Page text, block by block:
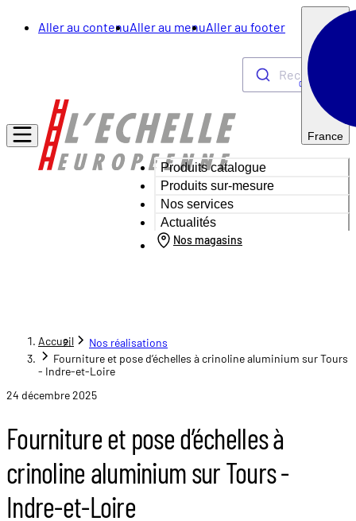
Aller au contenuAller au menuAller au footer
Rechercher
0
France
Produits catalogue
Produits sur-mesure
Nos services
Actualités
Nos magasins
Accueil
Nos réalisations
Fourniture et pose d’échelles à crinoline aluminium sur Tours
- Indre-et-Loire
24 décembre 2025
Fourniture et pose d’échelles à
crinoline aluminium sur Tours -
Indre-et-Loire